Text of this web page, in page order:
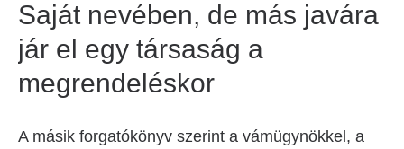
Saját nevében, de más javára
jár el egy társaság a
megrendeléskor
A másik forgatókönyv szerint a vámügynökkel, a